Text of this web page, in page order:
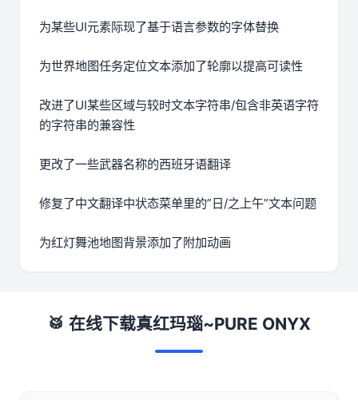
为某些UI元素际现了基于语言参数的字体替换
为世界地图任务定位文本添加了轮廓以提高可读性
改进了UI某些区域与较时文本字符串/包含非英语字符
的字符串的兼容性
更改了一些武器名称的西班牙语翻译
修复了中文翻译中状态菜单里的”日/之上午”文本问题
为红灯舞池地图背景添加了附加动画
🥁 在线下载真红玛瑙~PURE ONYX